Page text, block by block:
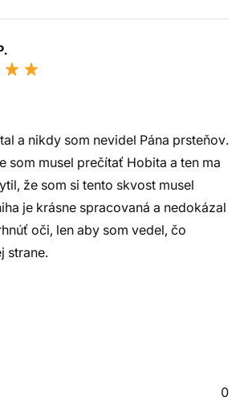
a nikdy som nevidel Pána prsteňov.
som musel prečítať Hobita a ten ma
že som si tento skvost musel
je krásne spracovaná a nedokázal
oči, len aby som vedel, čo
strane.
0